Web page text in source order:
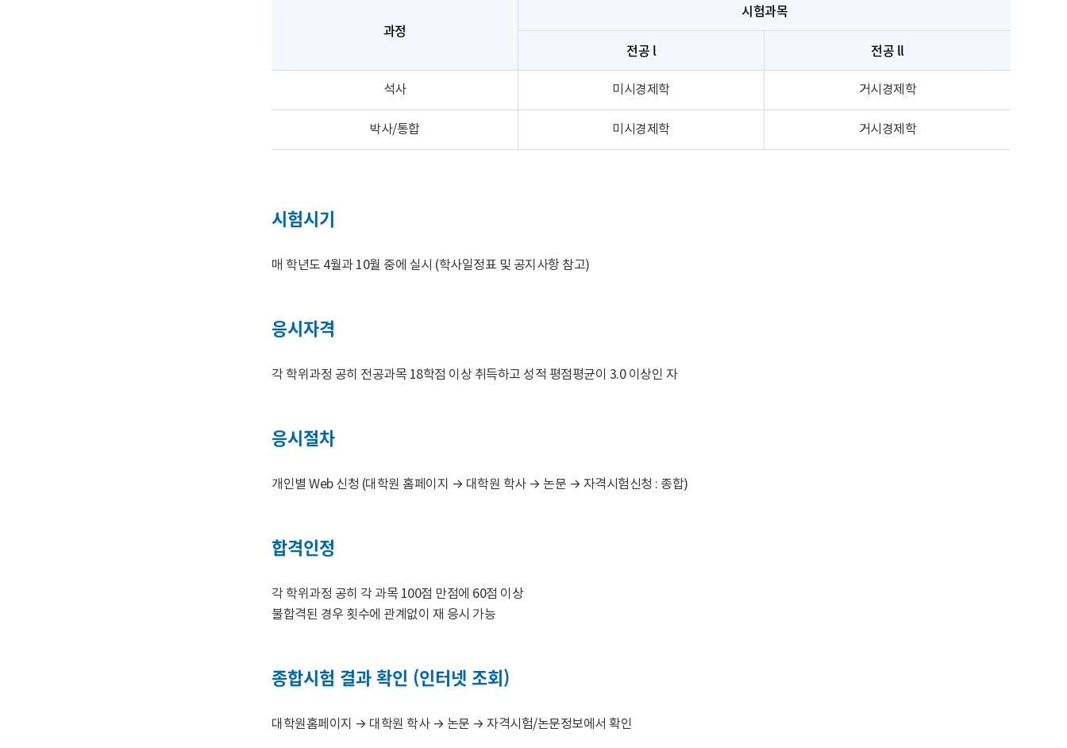
과정
시험과목
전공 l 전공 ll
석사 미시경제학 거시경제학
박사/통합 미시경제학 거시경제학
시험시기
매 학년도 4월과 10월 중에 실시 (학사일정표 및 공지사항 참고)
응시자격
각 학위과정 공히 전공과목 18학점 이상 취득하고 성적 평점평균이 3.0 이상인 자
응시절차
개인별 Web 신청 (대학원 홈페이지 → 대학원 학사 → 논문 → 자격시험신청 : 종합)
합격인정
각 학위과정 공히 각 과목 100점 만점에 60점 이상
불합격된 경우 횟수에 관계없이 재 응시 가능
종합시험 결과 확인 (인터넷 조회)
대학원홈페이지 → 대학원 학사 → 논문 → 자격시험/논문정보에서 확인